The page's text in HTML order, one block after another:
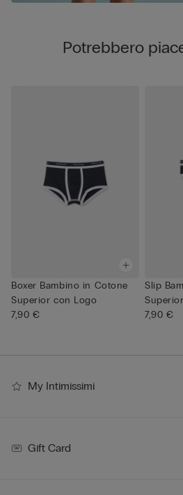
Potrebbero
Boxer Bambino in Cotone
Superior con Logo
7,90 €
Slip
7,90 €
My Intimissimi
Gift Card